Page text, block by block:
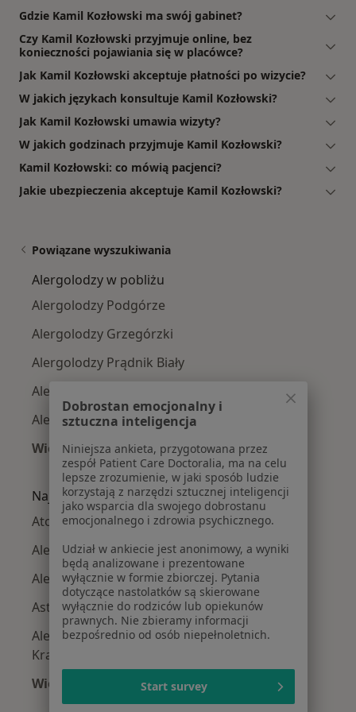
Gdzie Kamil Kozłowski ma swój gabinet?
Czy Kamil Kozłowski przyjmuje online, bez
konieczności pojawiania się w placówce?
Jak Kamil Kozłowski akceptuje płatności po wizycie?
W jakich językach konsultuje Kamil Kozłowski?
Jak Kamil Kozłowski umawia wizyty?
W jakich godzinach przyjmuje Kamil Kozłowski?
Kamil Kozłowski: co mówią pacjenci?
Jakie ubezpieczenia akceptuje Kamil Kozłowski?
Powiązane wyszukiwania
Alergolodzy w pobliżu
Alergolodzy Podgórze
Alergolodzy Grzegórzki
Alergolodzy Prądnik Biały
Alergolodzy Stare Miasto
Alergolodzy Krowodrza
Więcej (12)
Więcej w kategorii: Alergolodzy w pobliżu
Najczęście leczone choroby
Atopowe zapalenie skóry w Krakowie
Alergia w Krakowie
Alergie skórne w Krakowie
Astma w Krakowie
Alergiczne kontaktowe zapalenie skóry w
Krakowie
Więcej (15)
Więcej w kategorii: Najczęście leczone
Dobrostan emocjonalny i
sztuczna inteligencja
Niniejsza ankieta, przygotowana przez
zespół Patient Care Doctoralia, ma na celu
lepsze zrozumienie, w jaki sposób ludzie
korzystają z narzędzi sztucznej inteligencji
jako wsparcia dla swojego dobrostanu
emocjonalnego i zdrowia psychicznego.
Udział w ankiecie jest anonimowy, a wyniki
będą analizowane i prezentowane
wyłącznie w formie zbiorczej. Pytania
dotyczące nastolatków są skierowane
wyłącznie do rodziców lub opiekunów
prawnych. Nie zbieramy informacji
bezpośrednio od osób niepełnoletnich.
Start survey